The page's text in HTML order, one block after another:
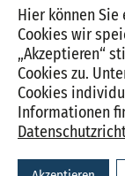
Hier können
Cookies wir
„Akzeptieren“
Cookies zu.
Cookies
Informationen
Anfragen